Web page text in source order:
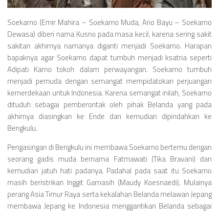
Television
Games
Soekarno (Emir Mahira – Soekarno Muda, Ario Bayu – Soekarno
Dewasa) diberi nama Kusno pada masa kecil, karena sering sakit
sakitan akhirnya namanya diganti menjadi Soekarno. Harapan
bapaknya agar Soekarno dapat tumbuh menjadi ksatria seperti
Adipati Karno tokoh dalam perwayangan. Soekarno tumbuh
menjadi pemuda dengan semangat mempidatokan perjuangan
kemerdekaan untuk Indonesia. Karena semangat inilah, Soekarno
dituduh sebagai pemberontak oleh pihak Belanda yang pada
akhirnya diasingkan ke Ende dan kemudian dipindahkan ke
Bengkulu.
Pengasingan di Bengkulu ini membawa Soekarno bertemu dengan
seorang gadis muda bernama Fatmawati (Tika Bravani) dan
kemudian jatuh hati padanya. Padahal pada saat itu Soekarno
masih beristrikan Inggit Garnasih (Maudy Koesnaedi). Mulainya
perang Asia Timur Raya serta kekalahan Belanda melawan Jepang
membawa Jepang ke Indonesia menggantikan Belanda sebagai